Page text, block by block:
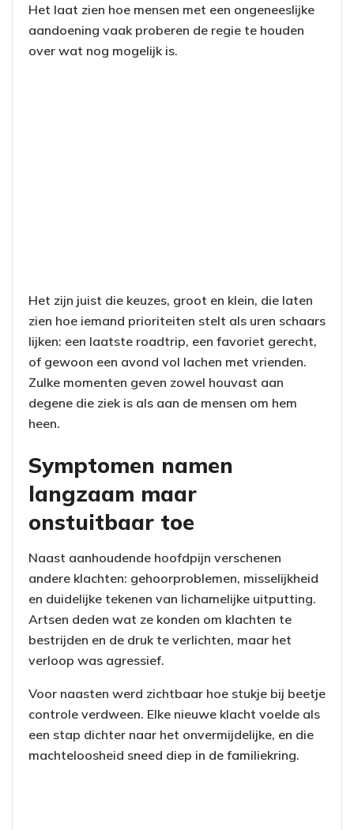
Het laat zien hoe mensen met een ongeneeslijke
aandoening vaak proberen de regie te houden
over wat nog mogelijk is.
Het zijn juist die keuzes, groot en klein, die laten
zien hoe iemand prioriteiten stelt als uren schaars
lijken: een laatste roadtrip, een favoriet gerecht,
of gewoon een avond vol lachen met vrienden.
Zulke momenten geven zowel houvast aan
degene die ziek is als aan de mensen om hem
heen.
Symptomen namen
langzaam maar
onstuitbaar toe
Naast aanhoudende hoofdpijn verschenen
andere klachten: gehoorproblemen, misselijkheid
en duidelijke tekenen van lichamelijke uitputting.
Artsen deden wat ze konden om klachten te
bestrijden en de druk te verlichten, maar het
verloop was agressief.
Voor naasten werd zichtbaar hoe stukje bij beetje
controle verdween. Elke nieuwe klacht voelde als
een stap dichter naar het onvermijdelijke, en die
machteloosheid sneed diep in de familiekring.